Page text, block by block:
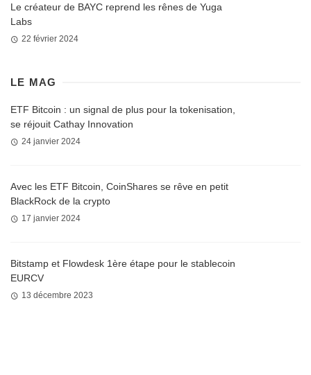
Le créateur de BAYC reprend les rênes de Yuga
Labs
22 février 2024
LE MAG
ETF Bitcoin : un signal de plus pour la tokenisation,
se réjouit Cathay Innovation
24 janvier 2024
Avec les ETF Bitcoin, CoinShares se rêve en petit
BlackRock de la crypto
17 janvier 2024
Bitstamp et Flowdesk 1ère étape pour le stablecoin
EURCV
13 décembre 2023